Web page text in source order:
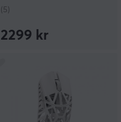
(5)
2299 kr